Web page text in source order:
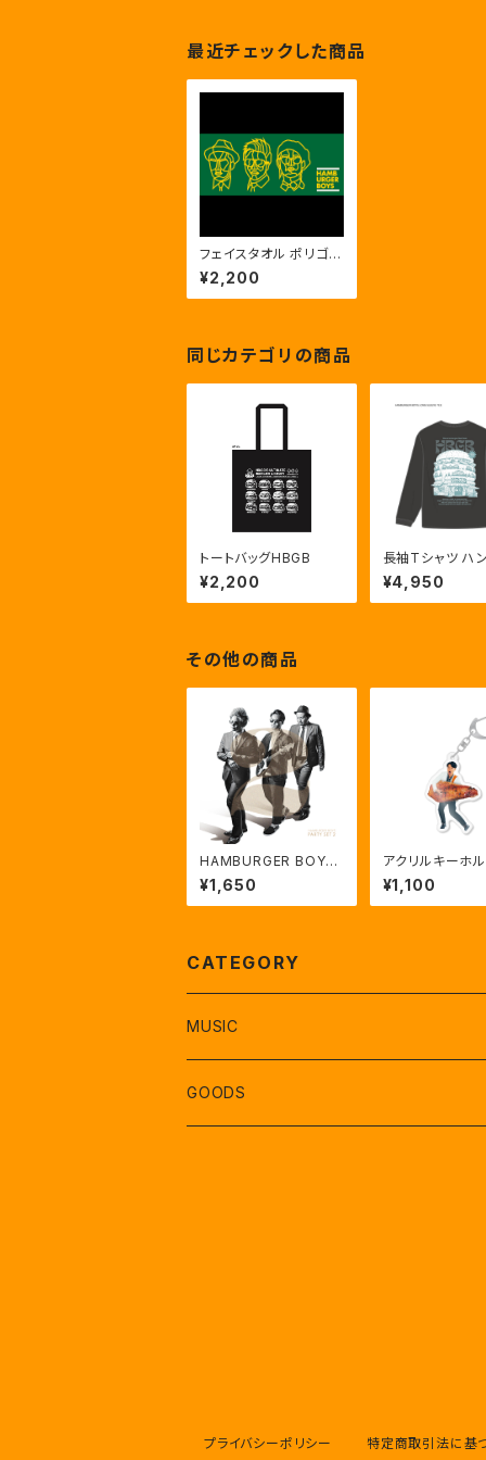
最近チェックした商品
フェイスタオル ポリゴン
(グリーン)
¥2,200
同じカテゴリの商品
トートバッグHBGB
¥2,200
長袖Tシャツ ハ
ガーショップ (ブ
¥4,950
その他の商品
HAMBURGER BOYS
「PARTY SET2」
¥1,650
アクリルキーホ
「田村次郎」
¥1,100
CATEGORY
MUSIC
GOODS
プライバシーポリシー 特定商取引法に基